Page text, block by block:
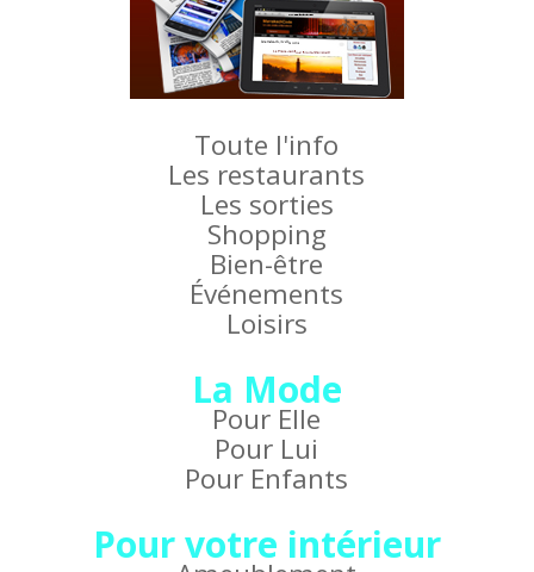
Toute l'info
Les restaurants
Les sorties
Shopping
Bien-être
Événements
Loisirs
La Mode
Pour Elle
Pour Lui
Pour Enfants
Pour votre intérieur